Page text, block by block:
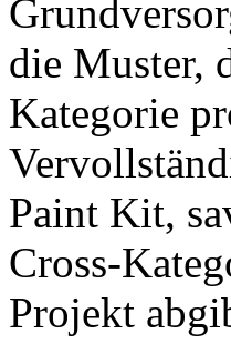
die Muster,
Kategorie
Paint Kit,
Cross-
Projekt